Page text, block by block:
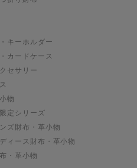
キーホルダー
カードケース
セサリー
物
定シリーズ
ズ財布・革小物
ィース財布・革小物
・革小物